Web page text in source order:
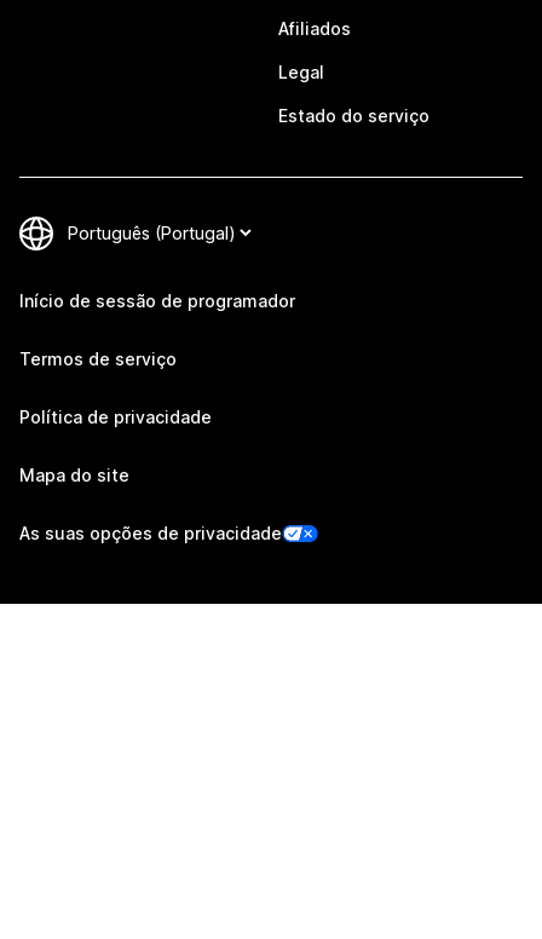
Afiliados
Legal
Estado do serviço
Início de sessão de programador
Termos de serviço
Política de privacidade
Mapa do site
As suas opções de privacidade